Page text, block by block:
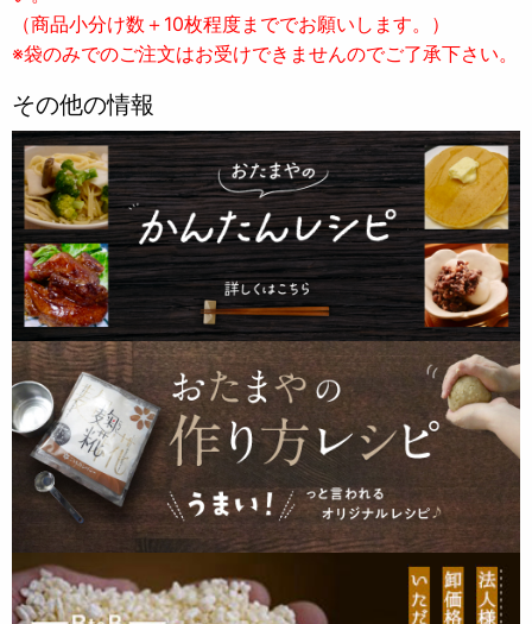
（商品小分け数＋10枚程度まででお願いします。）
※袋のみでのご注文はお受けできませんのでご了承下さい。
その他の情報